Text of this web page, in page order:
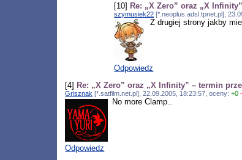
[10] Re: „X Zero” oraz „X
szymusiek22 [*.neoplus.adsl.tpnet.pl],
Z drugiej strony jakby
Odpowiedz
[4] Re: „X Zero” oraz „X Infinity” – termin
Grisznak [*.satfilm.net.pl], 22.09.2005, 18:23:57, oceny:+0
No more Clamp..
Odpowiedz